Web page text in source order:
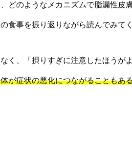
どのようなメカニズムで脂漏性皮
食事を振り返りながら読んでみてく
く、「摂りすぎに注意したほうが
が症状の悪化につながることもあ